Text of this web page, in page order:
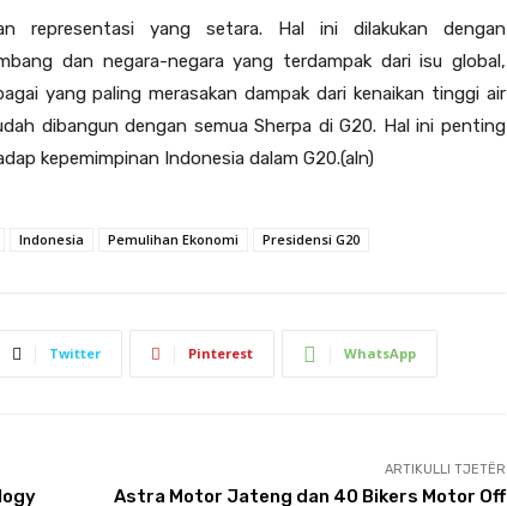
representasi yang setara. Hal ini dilakukan dengan
dan negara-negara yang terdampak dari isu global,
yang paling merasakan dampak dari kenaikan tinggi air
dibangun dengan semua Sherpa di G20. Hal ini penting
kepemimpinan Indonesia dalam G20.(aln)
Indonesia Pemulihan Ekonomi Presidensi G20
Twitter Pinterest WhatsApp
ARTIKULLI TJETËR
Astra Motor Jateng dan 40 Bikers Motor Off